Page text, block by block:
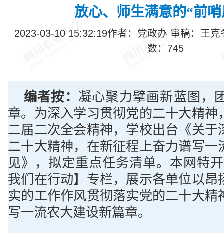
放心、师生满意的“前
2023-03-10 15:32:19作者：党政办 审稿：王
数： 745
编者按： 凝心聚力擘画新蓝图，
章。为深入学习贯彻党的二十大精神
二届二次全会精神，学校出台《关于
二十大精神，在新征程上奋力谱写一
见》，拟定重点任务清单。本网特
我们在行动】专栏，展示各单位以昂
实的工作作风贯彻落实党的二十大精
写一流农大建设新篇章。